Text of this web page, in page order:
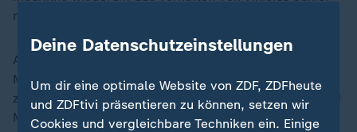
nach dessen Tor.
Am Freitag nach dem Spiel hatte sich Bayern
Münchens Trainer Vincent Kompany in einer fast
zwölfminütigen Rede zu dem Geschehen geäußert und
Mourinho kritisiert.
Deine Datenschutzeinstellungen
Um dir eine optimale Website von ZDF, ZDFheute
und ZDFtivi präsentieren zu können, setzen wir
Cookies und vergleichbare Techniken ein. Einige